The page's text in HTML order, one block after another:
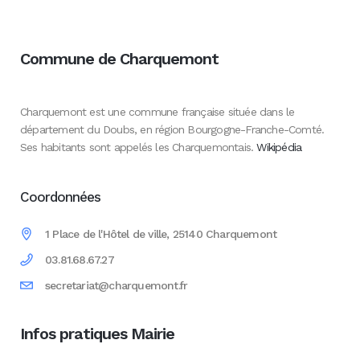
Commune de Charquemont
Charquemont est une commune française située dans le
département du Doubs, en région Bourgogne-Franche-Comté.
Ses habitants sont appelés les Charquemontais.Wikipédia
Coordonnées
1 Place de l'Hôtel de ville, 25140 Charquemont
03.81.68.67.27
secretariat@charquemont.fr
Infos pratiques Mairie